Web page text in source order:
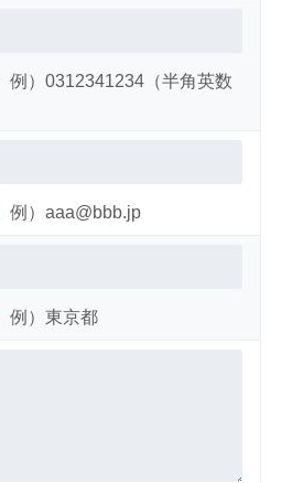
例）0312341234（半角英数
例）aaa@bbb.jp
例）東京都